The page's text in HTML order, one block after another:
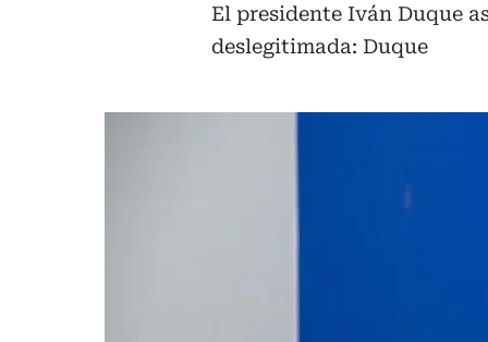
El presidente Iván Duque
deslegitimada: Duque